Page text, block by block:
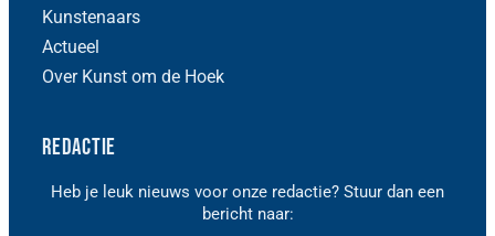
Kunstenaars
Actueel
Over Kunst om de Hoek
Redactie
Heb je leuk nieuws voor onze redactie? Stuur dan een
bericht naar: